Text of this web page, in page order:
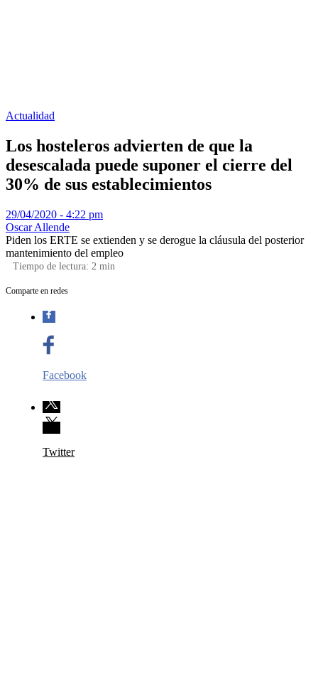
Actualidad
Los hosteleros advierten de que la
desescalada puede suponer el cierre del
30% de sus establecimientos
29/04/2020 - 4:22 pm
Oscar Allende
Piden los ERTE se extienden y se derogue la cláusula del posterior
mantenimiento del empleo
Tiempo de lectura: 2 min
Comparte en redes
Facebook
Twitter